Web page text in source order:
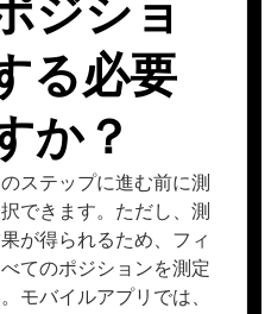
ジショ
る必要
か？
ステップに進む前に測
できます。ただし、測
が得られるため、フィ
てのポジションを測定
モバイルアプリでは、